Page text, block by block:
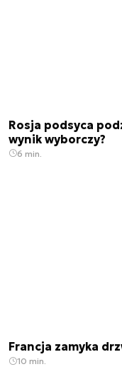
Rosja podsyca
wynik wyborczy?
6 min.
Francja zamyka
10 min.